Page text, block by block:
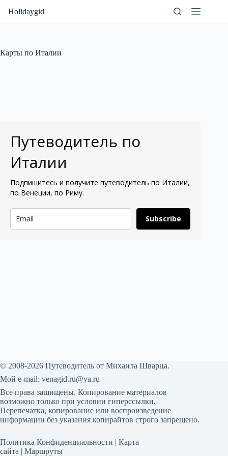
Holidaygid
Карты по Италии
Путеводитель по
Италии
Подпишитесь и получите путеводитель по Италии,
по Венеции, по Риму.
Subscribe
© 2008-2026 Путеводитель от Михаила Шварца.
Мой е-mail: venagid.ru@ya.ru
Все права защищены. Копирование материалов
возможно только при условии гиперссылки.
Перепечатка, копирование или воспроизведение
информации без указания копирайтов строго запрещено.
Политика Конфиденциальности | Карта
сайта | Маршруты